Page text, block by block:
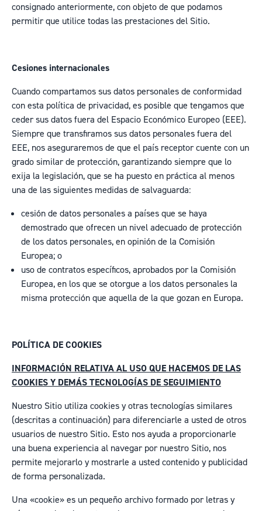
consignado anteriormente, con objeto de que podamos
permitir que utilice todas las prestaciones del Sitio.
Cesiones internacionales
Cuando compartamos sus datos personales de conformidad
con esta política de privacidad, es posible que tengamos que
ceder sus datos fuera del Espacio Económico Europeo (EEE).
Siempre que transfiramos sus datos personales fuera del
EEE, nos aseguraremos de que el país receptor cuente con un
grado similar de protección, garantizando siempre que lo
exija la legislación, que se ha puesto en práctica al menos
una de las siguientes medidas de salvaguarda:
cesión de datos personales a países que se haya
demostrado que ofrecen un nivel adecuado de protección
de los datos personales, en opinión de la Comisión
Europea;o
uso de contratos específicos, aprobados por la Comisión
Europea, en los que se otorgue a los datos personales la
misma protección que aquella de la que gozan en Europa.
POLÍTICA DE COOKIES
INFORMACIÓN RELATIVA AL USO QUE HACEMOS DE LAS
COOKIES Y DEMÁS TECNOLOGÍAS DE SEGUIMIENTO
Nuestro Sitio utiliza cookies y otras tecnologías similares
(descritas a continuación) para diferenciarle a usted de otros
usuarios de nuestro Sitio. Esto nos ayuda a proporcionarle
una buena experiencia al navegar por nuestro Sitio, nos
permite mejorarlo y mostrarle a usted contenido y publicidad
de forma personalizada.
Una «cookie» es un pequeño archivo formado por letras y